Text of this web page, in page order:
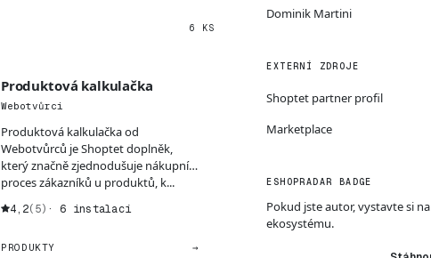
6 KS
Produktová kalkulačka
Webotvůrci
Produktová kalkulačka od
Webotvůrců je Shoptet doplněk,
který značně zjednodušuje nákupní
proces zákazníků u produktů, k...
4,2(5) · 6 instalací
PRODUKTY →
Dominik Martini
EXTERNÍ ZDROJE
Shoptet partner profil
Marketplace
ESHOPRADAR BADGE
Pokud jste autor, vystavte si
ekosystému.